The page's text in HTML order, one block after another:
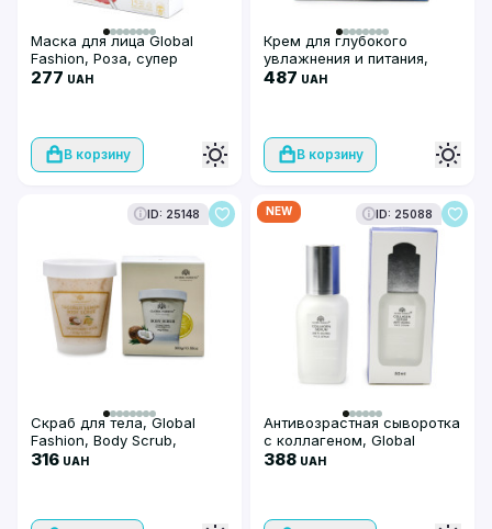
Маска для лица Global
Fashion, Роза, супер
увлажняющая и
277 UAH
В корзину
Крем для глубокого
увлажнения и питания,
Global Fashion, Deep
487 UAH
В корзину
ID: 25148
Скраб для тела, Global
Fashion, Body Scrub,
Coconut Lemon, 300g
316 UAH
NEW ID: 25088
Антивозрастная сыворотка
с коллагеном, Global
Fashion, Collagen Anti-
388 UAH